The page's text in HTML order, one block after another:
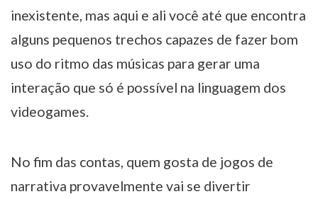
inexistente, mas aqui e ali você até que encontra
alguns pequenos trechos capazes de fazer bom
uso do ritmo das músicas para gerar uma
interação que só é possível na linguagem dos
videogames.
No fim das contas, quem gosta de jogos de
narrativa provavelmente vai se divertir